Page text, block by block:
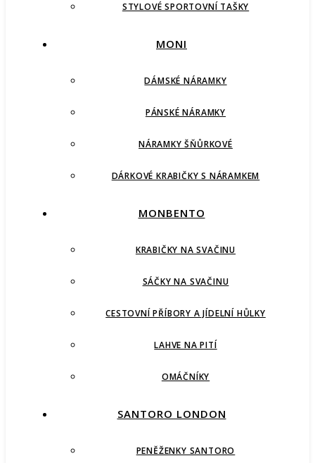
STYLOVÉ SPORTOVNÍ TAŠKY
MONI
DÁMSKÉ NÁRAMKY
PÁNSKÉ NÁRAMKY
NÁRAMKY ŠŇŮRKOVÉ
DÁRKOVÉ KRABIČKY S NÁRAMKEM
MONBENTO
KRABIČKY NA SVAČINU
SÁČKY NA SVAČINU
CESTOVNÍ PŘÍBORY A JÍDELNÍ HŮLKY
LAHVE NA PITÍ
OMÁČNÍKY
SANTORO LONDON
PENĚŽENKY SANTORO